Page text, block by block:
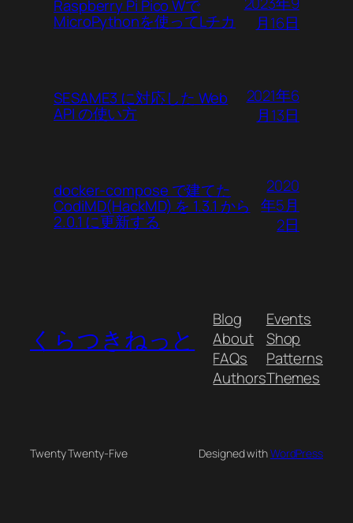
Raspberry Pi Pico Wで
MicroPythonを使ってLチカ
月16日
SESAME3 に対応した Web
API の使い方
2021年6
月13日
docker-compose で建てた
CodiMD(HackMD) を 1.3.1 から
2.0.1 に更新する
2020
年5月
2日
くらつきねっと
Blog
About
FAQs
Authors
Events
Shop
Patterns
Themes
Twenty Twenty-Five Designed withWordPress